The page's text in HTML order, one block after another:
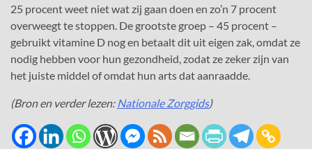
25 procent weet niet wat zij gaan doen en zo’n 7 procent
overweegt te stoppen. De grootste groep – 45 procent –
gebruikt vitamine D nog en betaalt dit uit eigen zak, omdat ze
nodig hebben voor hun gezondheid, zodat ze zeker zijn van
het juiste middel of omdat hun arts dat aanraadde.
(Bron en verder lezen:Nationale Zorggids)